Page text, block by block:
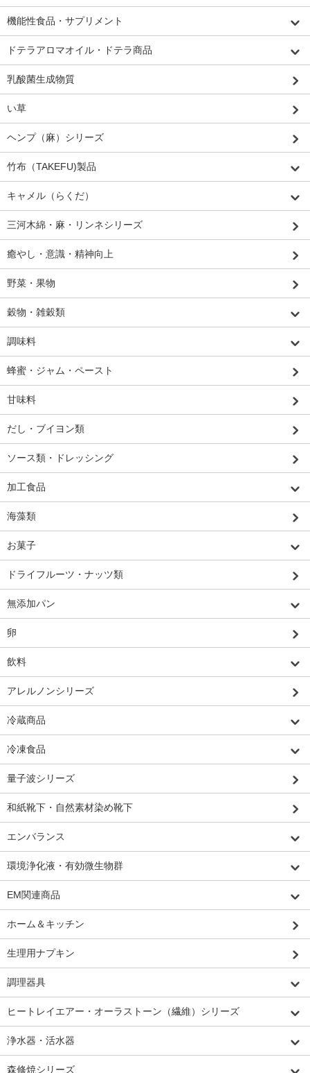
機能性食品・サプリメント
ドテラアロマオイル・ドテラ商品
乳酸菌生成物質
い草
ヘンプ（麻）シリーズ
竹布（TAKEFU)製品
キャメル（らくだ）
三河木綿・麻・リンネシリーズ
癒やし・意識・精神向上
野菜・果物
穀物・雑穀類
調味料
蜂蜜・ジャム・ペースト
甘味料
だし・ブイヨン類
ソース類・ドレッシング
加工食品
海藻類
お菓子
ドライフルーツ・ナッツ類
無添加パン
卵
飲料
アレルノンシリーズ
冷蔵商品
冷凍食品
量子波シリーズ
和紙靴下・自然素材染め靴下
エンバランス
環境浄化液・有効微生物群
EM関連商品
ホーム＆キッチン
生理用ナプキン
調理器具
ヒートレイエアー・オーラストーン（繊維）シリーズ
浄水器・活水器
森修焼シリーズ